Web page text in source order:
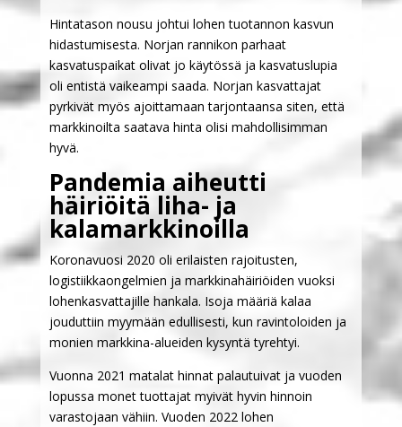
Hintatason nousu johtui lohen tuotannon kasvun
hidastumisesta. Norjan rannikon parhaat
kasvatuspaikat olivat jo käytössä ja kasvatuslupia
oli entistä vaikeampi saada. Norjan kasvattajat
pyrkivät myös ajoittamaan tarjontaansa siten, että
markkinoilta saatava hinta olisi mahdollisimman
hyvä.
Pandemia aiheutti
häiriöitä liha- ja
kalamarkkinoilla
Koronavuosi 2020 oli erilaisten rajoitusten,
logistiikkaongelmien ja markkinahäiriöiden vuoksi
lohenkasvattajille hankala. Isoja määriä kalaa
jouduttiin myymään edullisesti, kun ravintoloiden ja
monien markkina-alueiden kysyntä tyrehtyi.
Vuonna 2021 matalat hinnat palautuivat ja vuoden
lopussa monet tuottajat myivät hyvin hinnoin
varastojaan vähiin. Vuoden 2022 lohen